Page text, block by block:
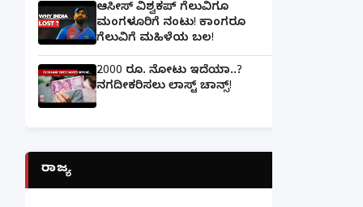
ಆಸೀಸ್ ವಿಶ್ವಕಪ್ ಗೆಲುವಿಗೂ
ಮಂಗಳೂರಿಗೆ ನಂಟು! ಕಾಂಗರೂ
ಗೆಲುವಿಗೆ ಮಹಿಳೆಯ ಬಲ!
2000 ರೂ. ನೋಟು ಇದೆಯಾ..?
ನಗದೀಕರಿಸಲು ಲಾಸ್ಟ್‌ ಚಾನ್ಸ್‌!
ರಾಜ್ಯ